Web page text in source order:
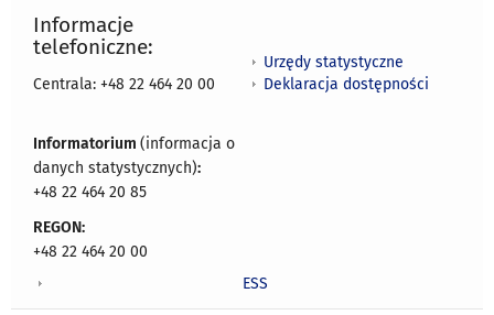
Informacje
telefoniczne:
Centrala: +48 22 464 20 00
Informatorium (informacja o
danych statystycznych):
+48 22 464 20 85
REGON:
+48 22 464 20 00
Urzędy statystyczne
Deklaracja dostępności
ESS